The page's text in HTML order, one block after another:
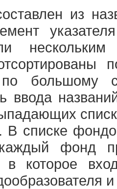
из
по большому
ввода
В списке
фонд
в которое